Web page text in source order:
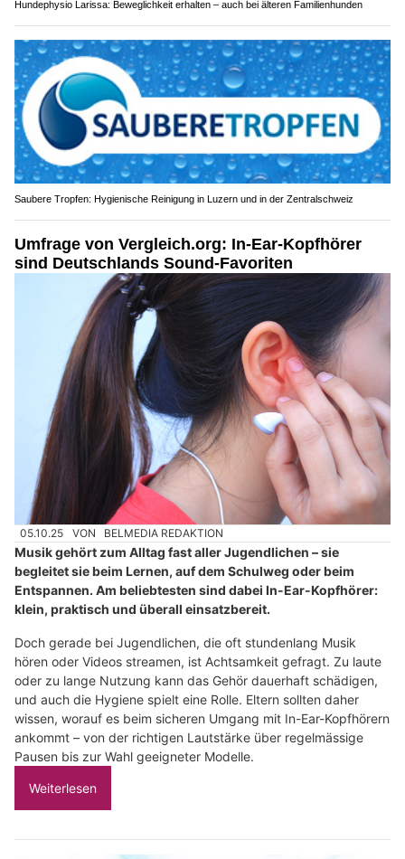
Hundephysio Larissa: Beweglichkeit erhalten – auch bei älteren Familienhunden
Saubere Tropfen: Hygienische Reinigung in Luzern und in der Zentralschweiz
Umfrage von Vergleich.org: In-Ear-Kopfhörer
sind Deutschlands Sound-Favoriten
05.10.25 VON BELMEDIA REDAKTION
Musik gehört zum Alltag fast aller Jugendlichen – sie
begleitet sie beim Lernen, auf dem Schulweg oder beim
Entspannen. Am beliebtesten sind dabei In-Ear-Kopfhörer:
klein, praktisch und überall einsatzbereit.
Doch gerade bei Jugendlichen, die oft stundenlang Musik
hören oder Videos streamen, ist Achtsamkeit gefragt. Zu laute
oder zu lange Nutzung kann das Gehör dauerhaft schädigen,
und auch die Hygiene spielt eine Rolle. Eltern sollten daher
wissen, worauf es beim sicheren Umgang mit In-Ear-Kopfhörern
ankommt – von der richtigen Lautstärke über regelmässige
Pausen bis zur Wahl geeigneter Modelle.
Weiterlesen